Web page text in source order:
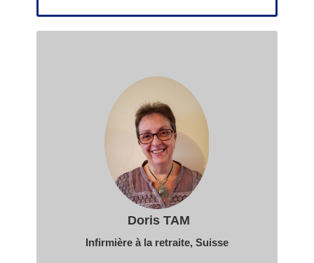
Doris TAM
Infirmière à la retraite, Suisse